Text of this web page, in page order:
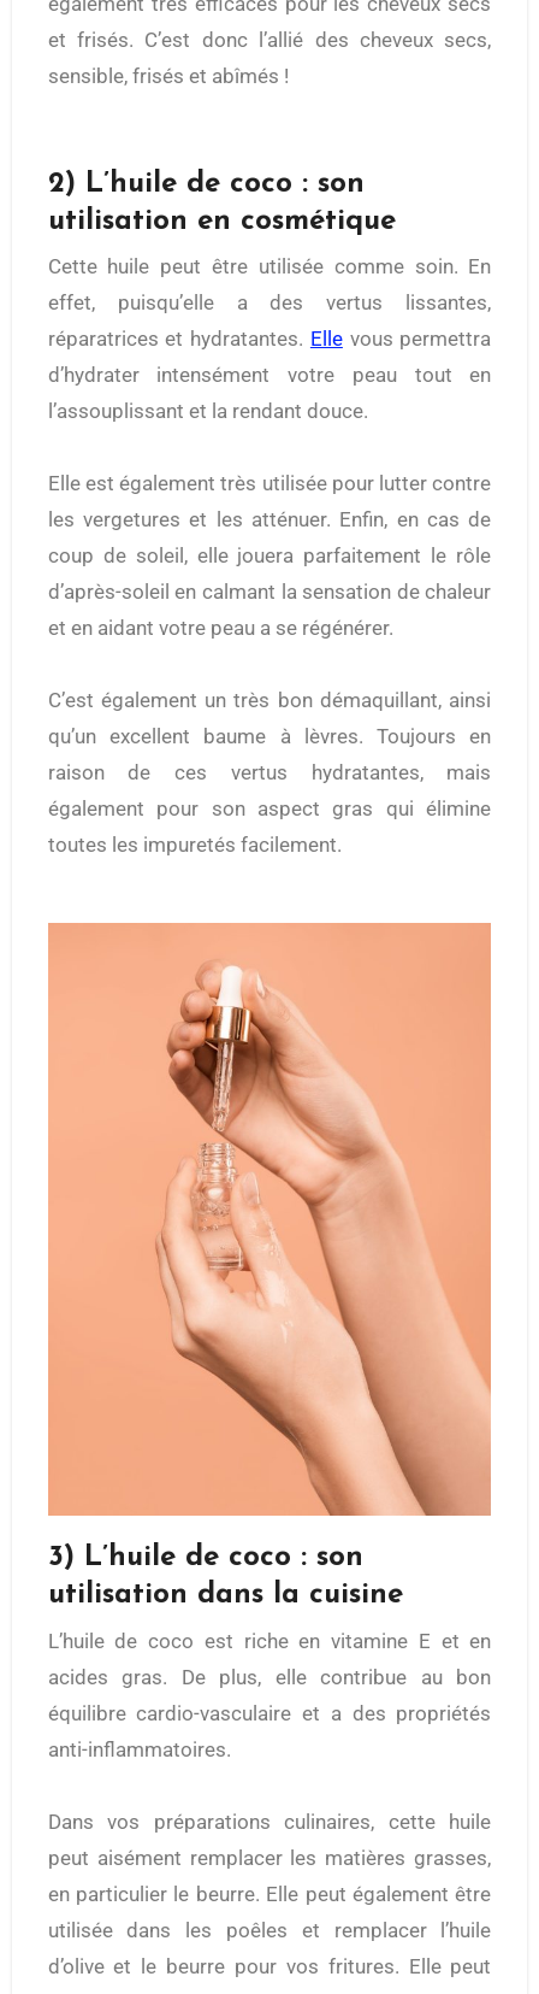
et frisés. C’est donc l’allié des cheveux secs,
sensible, frisés et abîmés !
2) L’huile de coco : son
utilisation en cosmétique
Cette huile peut être utilisée comme soin. En
effet, puisqu’elle a des vertus lissantes,
réparatrices et hydratantes. Ellevous permettra
d’hydrater intensément votre peau tout en
l’assouplissant et la rendant douce.
Elle est également très utilisée pour lutter contre
les vergetures et les atténuer. Enfin, en cas de
coup de soleil, elle jouera parfaitement le rôle
d’après-soleil en calmant la sensation de chaleur
et en aidant votre peau a se régénérer.
C’est également un très bon démaquillant, ainsi
qu’un excellent baume à lèvres. Toujours en
raison de ces vertus hydratantes, mais
également pour son aspect gras qui élimine
toutes les impuretés facilement.
3) L’huile de coco : son
utilisation dans la cuisine
L’huile de coco est riche en vitamine E et en
acides gras. De plus, elle contribue au bon
équilibre cardio-vasculaire et a des propriétés
anti-inflammatoires.
Dans vos préparations culinaires, cette huile
peut aisément remplacer les matières grasses,
en particulier le beurre. Elle peut également être
utilisée dans les poêles et remplacer l’huile
d’olive et le beurre pour vos fritures. Elle peut